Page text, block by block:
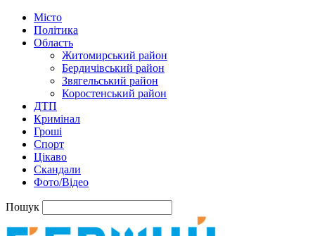
Місто
Політика
Область
Житомирський район
Бердичівський район
Звягельський район
Коростенський район
ДТП
Кримінал
Гроші
Спорт
Цікаво
Скандали
Фото/Відео
Пошук